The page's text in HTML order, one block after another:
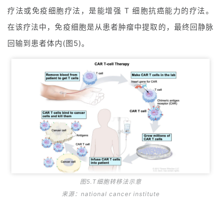
疗法或免疫细胞疗法，是能增强 T 细胞抗癌能力的疗法。
在该疗法中，免疫细胞是从患者肿瘤中提取的，最终回静脉
回输到患者体内(图5)。
图5.T细胞转移法示意
来源：national cancer institute